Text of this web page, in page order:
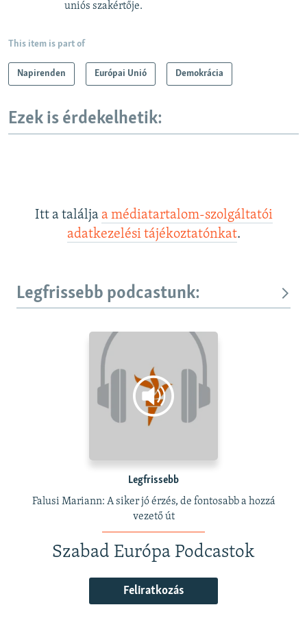
uniós szakértője.
This item is part of
Napirenden Európai Unió Demokrácia
Ezek is érdekelhetik:
Itt a találja a médiatartalom-szolgáltatói
adatkezelési tájékoztatónkat.
Legfrissebb podcastunk:
Legfrissebb
Falusi Mariann: A siker jó érzés, de fontosabb a hozzá
vezető út
Szabad Európa Podcastok
Feliratkozás